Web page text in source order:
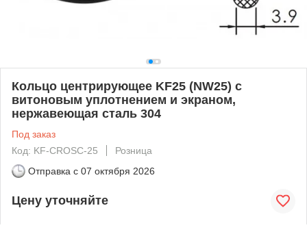
Кольцо центрирующее KF25 (NW25) с
витоновым уплотнением и экраном,
нержавеющая сталь 304
Под заказ
Код: KF-CROSC-25
Розница
Отправка с 07 октября 2026
Цену уточняйте